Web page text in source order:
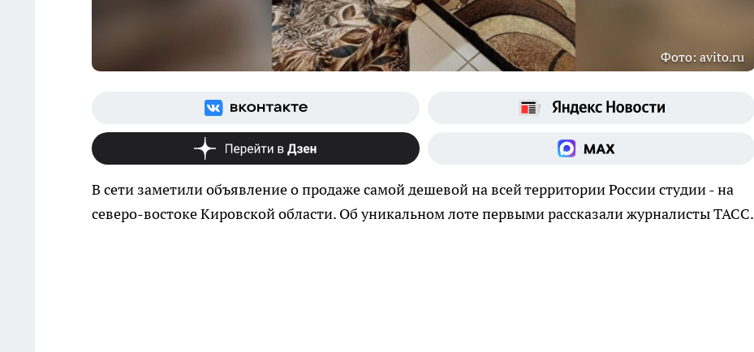
Фото: avito.ru
В сети заметили объявление о продаже самой дешевой на всей территории России студии - на
северо-востоке Кировской области. Об уникальном лоте первыми рассказали журналисты ТАСС.